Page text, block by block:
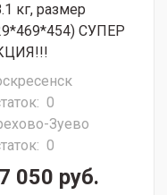
кг, размер
СУПЕР
0
Зуево
0
050 руб.